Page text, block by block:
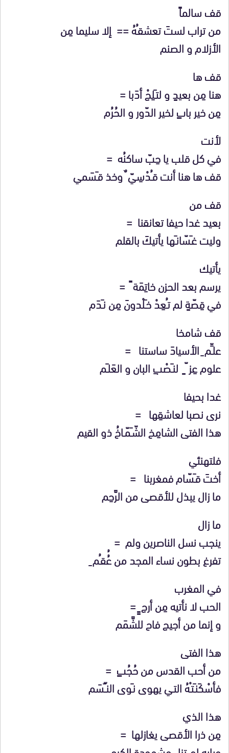
قف سالماً
من تراب لستَ تعشقـُهُ == إلا سليما مِن
الأزلام و الصنم
قف ها
هنا مِن بعيدٍ و لتـَلِجْ أدَبا =
مِن خير بابٍ لخير الدّور و الحُرُم
لأنت
في كل قلب يا حِبّ ساكنُه =
قف ها هنا أنت قـُدْسِيّ ٌ وخذ قـَسَمي
قف من
بعيد غدا حيفا تعانقنا =
وليت غـَسّانـَها يأتيكَ بالقلم
يأتيك
يرسم بعد الحزن خاتِمَة ً =
في قِصّةٍ لم تـُعِدْ خـَلْدونَ مِن نـَدَم
قف شامخا
علـِّم ِ الأسيادَ ساستنا =
علوم عِز ّ ٍ لنـَصْبِ البان و العَلـَم
غدا بحيفا
نرى نصبا لعاشقِها =
هذا الفتى الشامِخ الشّـَمّـاخُ ذو القيم
فلتهنئي
أختَ قـَسّام فمغربنا =
ما زال يبذل للأقصى من الرَّحِم
ما زال
ينجب نسل الناصرين ولم =
تفرغ بطون نساء المجد من عُُقـُم ِ
في المغرب
الحب لا نأتيه مِن أرج ٍٍ =
و إنما من أجيج فاح للشَّمَم
هذا الفتى
من أحب القدس من حُجُبٍ =
فأسْكَنـَتـْهُ التـي يهوى نـَوى النـّـَسَم
هذا الذي
مِن ذرا الأقصى يغازلها =